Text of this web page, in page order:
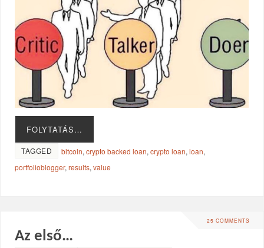
FOLYTATÁS…
TAGGED bitcoin,crypto backed loan,crypto loan,loan,
portfolioblogger,results,value
25 COMMENTS
Az első…